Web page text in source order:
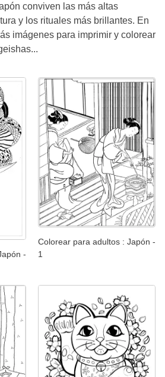
conviven las más altas
y los rituales más brillantes. En
imágenes para imprimir y colorear
-
Colorear para adultos : Japón -
1